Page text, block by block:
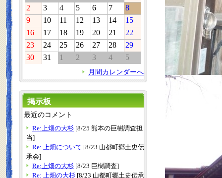
2
3 4 5 6 7
8
9
10 11 12 13 14
15
16
17 18 19 20 21
22
23
24 25 26 27 28
29
30
31 1 2 3 4 5
月間カレンダーへ
掲示板
最近のコメント
Re:上畑の大杉 [8/25 熊本の巨樹調査担
当]
Re: 上畑について [8/23 山都町郷土史伝
承会]
Re:上畑の大杉 [8/23 巨樹調査]
Re: 上畑の大杉 [8/23 山都町郷土史伝承